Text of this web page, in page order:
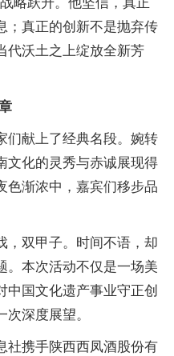
略跃升。他坚信，真正
；真正的创新不是抛弃传
代沃土之上绽放全新芳
们献上了经典名段。婉转
文化的灵秀与赤诚展现得
色渐浓中，嘉宾们移步品
，双甲子。时间不语，却
。本次活动不仅是一场美
中国文化遗产事业守正创
深度展望。
社携手陕西西凤酒股份有